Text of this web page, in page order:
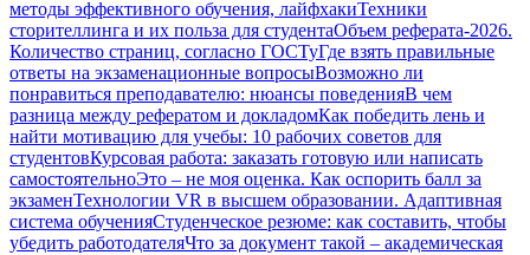
методы эффективного обучения, лайфхакиТехники
сторителлинга и их польза для студентаОбъем реферата-2026.
Количество страниц, согласно ГОСТуГде взять правильные
ответы на экзаменационные вопросыВозможно ли
понравиться преподавателю: нюансы поведенияВ чем
разница между рефератом и докладомКак победить лень и
найти мотивацию для учебы: 10 рабочих советов для
студентовКурсовая работа: заказать готовую или написать
самостоятельноЭто – не моя оценка. Как оспорить балл за
экзаменТехнологии VR в высшем образовании. Адаптивная
система обученияСтуденческое резюме: как составить, чтобы
убедить работодателяЧто за документ такой – академическая